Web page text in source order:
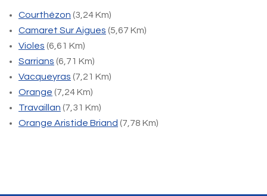
Courthézon (3,24 Km)
Camaret Sur Aigues (5,67 Km)
Violes (6,61 Km)
Sarrians (6,71 Km)
Vacqueyras (7,21 Km)
Orange (7,24 Km)
Travaillan (7,31 Km)
Orange Aristide Briand (7,78 Km)